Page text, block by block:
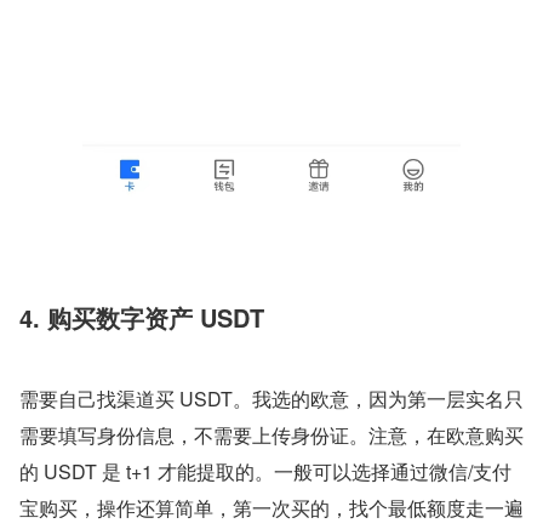
4. 购买数字资产 USDT
需要自己找渠道买 USDT。我选的欧意，因为第一层实名只
需要填写身份信息，不需要上传身份证。注意，在欧意购买
的 USDT 是 t+1 才能提取的。一般可以选择通过微信/支付
宝购买，操作还算简单，第一次买的，找个最低额度走一遍